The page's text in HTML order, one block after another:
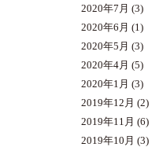
2020年7月 (3)
2020年6月 (1)
2020年5月 (3)
2020年4月 (5)
2020年1月 (3)
2019年12月 (2)
2019年11月 (6)
2019年10月 (3)